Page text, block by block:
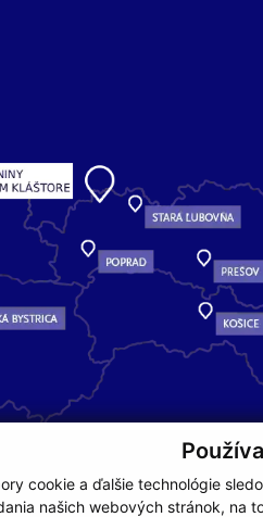
cookie a ďalšie technológie
našich webových stránok, na